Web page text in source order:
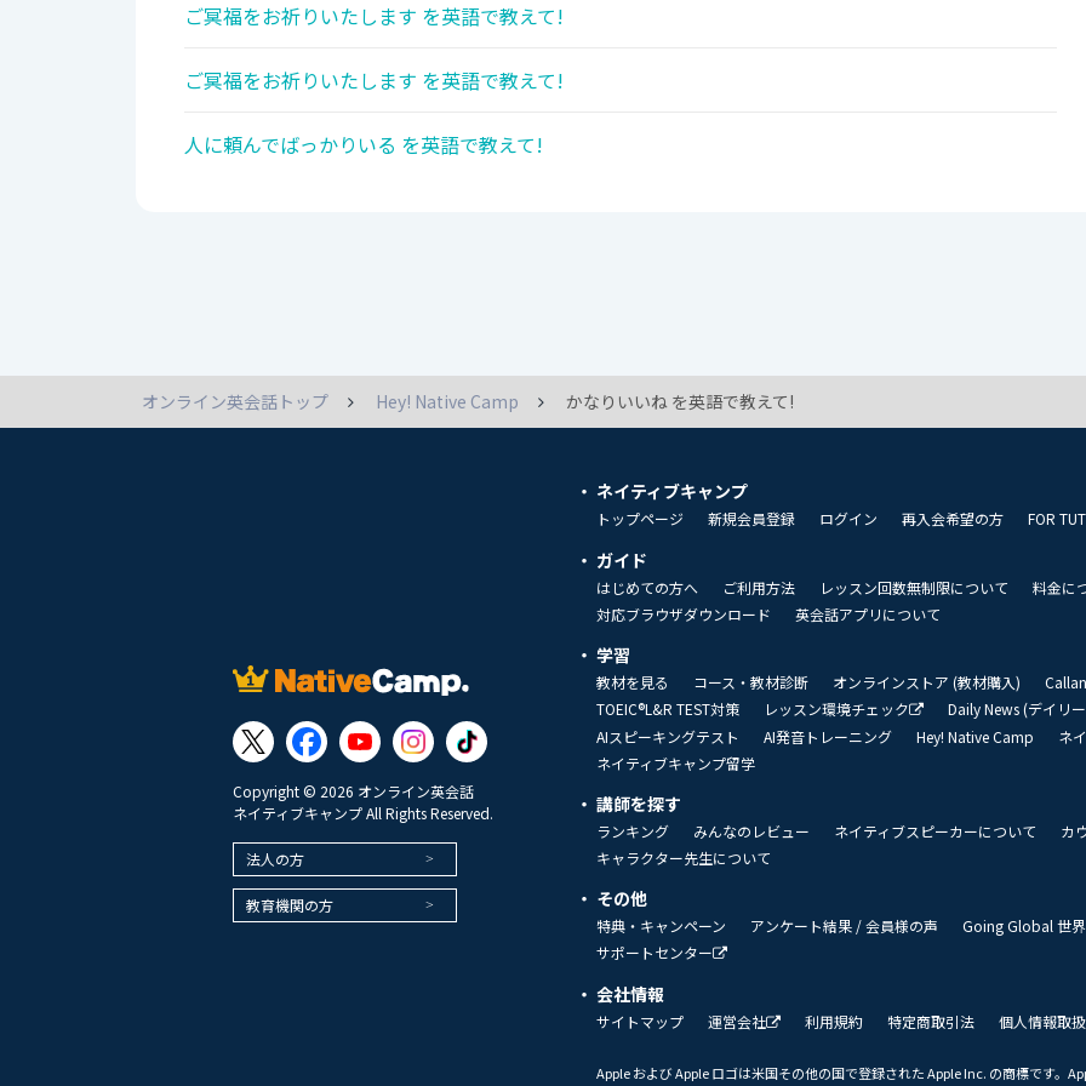
ご冥福をお祈りいたします を英語で教えて!
ご冥福をお祈りいたします を英語で教えて!
人に頼んでばっかりいる を英語で教えて!
オンライン英会話トップ Hey! Native Camp かなりいいね を英語で教えて!
Copyright © 2026 オンライン英会話
ネイティブキャンプ All Rights Reserved.
法人の方
教育機関の方
ネイティブキャンプ
トップページ 新規会員登録 ログイン 再入会希望の方 FOR
ガイド
はじめての方へ ご利用方法 レッスン回数無制限について
料金に
対応ブラウザダウンロード
英会話アプリについて
学習
教材を見る コース・教材診断 オンラインストア (教材購入)
TOEIC®L&R TEST対策
レッスン環境チェック
Daily News (デイリ
AIスピーキングテスト
AI発音トレーニング Hey! Native Camp
ネ
ネイティブキャンプ留学
講師を探す
ランキング みんなのレビュー ネイティブスピーカーについて
カ
キャラクター先生について
その他
特典・キャンペーン アンケート結果 / 会員様の声
Going Global 世
サポートセンター
会社情報
サイトマップ 運営会社 利用規約 特定商取引法 個人情報取
Apple および Apple ロゴは米国その他の国で登録された Apple Inc. の商標です。